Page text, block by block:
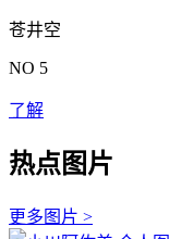
苍井空
NO 5
了解
热点图片
更多图片 >